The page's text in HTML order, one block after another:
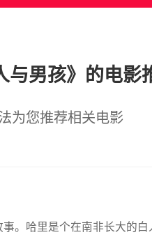
与男孩》的电影
为您推荐相关电影
。哈里是个在南非长大的